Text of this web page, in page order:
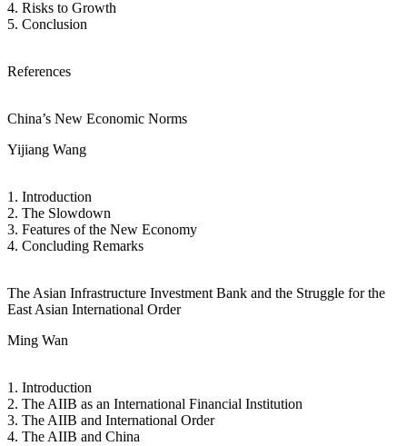
4. Risks to Growth
5. Conclusion
References
China’s New Economic Norms
Yijiang Wang
1. Introduction
2. The Slowdown
3. Features of the New Economy
4. Concluding Remarks
The Asian Infrastructure Investment Bank and the Struggle for the
East Asian International Order
Ming Wan
1. Introduction
2. The AIIB as an International Financial Institution
3. The AIIB and International Order
4. The AIIB and China